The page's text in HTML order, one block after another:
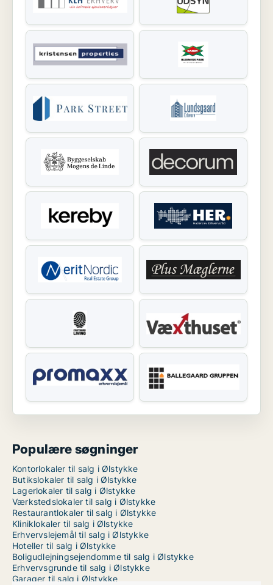
Populære søgninger
Kontorlokaler til salg i Ølstykke
Butikslokaler til salg i Ølstykke
Lagerlokaler til salg i Ølstykke
Værkstedslokaler til salg i Ølstykke
Restaurantlokaler til salg i Ølstykke
Kliniklokaler til salg i Ølstykke
Erhvervslejemål til salg i Ølstykke
Hoteller til salg i Ølstykke
Boligudlejningsejendomme til salg i Ølstykke
Erhvervsgrunde til salg i Ølstykke
Garager til salg i Ølstykke